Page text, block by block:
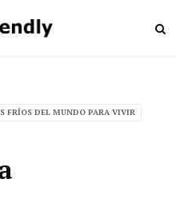
FRÍOS DEL MUNDO PARA VIVIR